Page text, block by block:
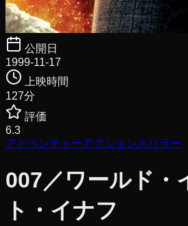
公開日
1999-11-17
上映時間
127分
評価
6.3
アドベンチャーアクションスリラー
007／ワールド・
ト・イナフ